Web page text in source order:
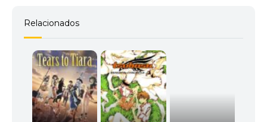
Relacionados